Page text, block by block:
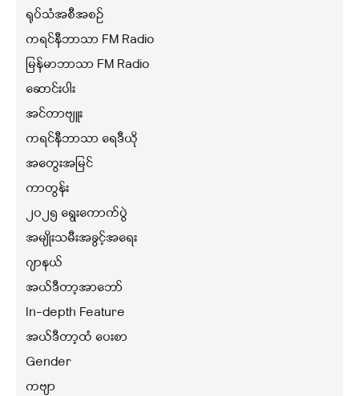
ရုပ်သံအစီအစဉ်
ကရင်နီဘာသာ FM Radio
မြန်မာဘာသာ FM Radio
ဆောင်းပါး
အင်တာဗျူး
ကရင်နီဘာသာ ရေဒီယို
အတွေးအမြင်
ကာတွန်း
၂၀၂၅ ရွေးကောက်ပွဲ
အမျိုးသမီးအခွင့်အရေး
ဂျာနယ်
အယ်ဒီတာ့အာဘော်
In-depth Feature
အယ်ဒီတာ့ထံ ပေးစာ
Gender
ကဗျာ